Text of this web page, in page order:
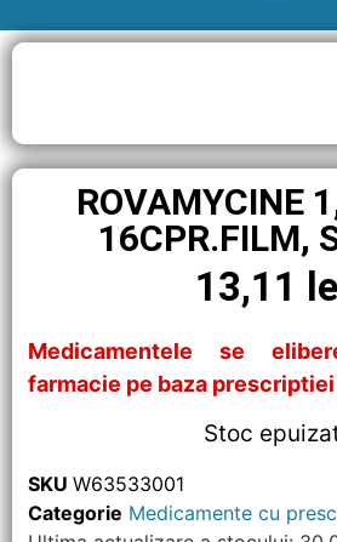
ROVAMYCINE
16CPR.FILM,
13,11
Medicamentele se
farmacie pe baza
Stoc
SKU W63533001
Categorie Medicamente cu